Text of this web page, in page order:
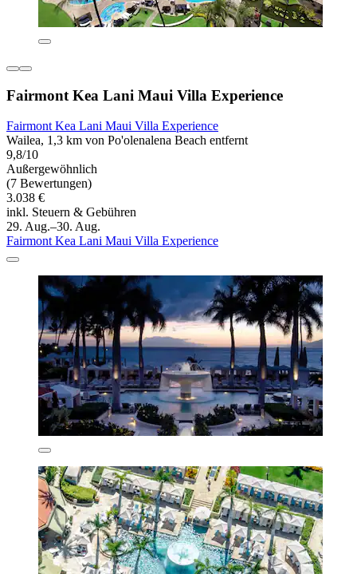
Fairmont Kea Lani Maui Villa Experience
Fairmont Kea Lani Maui Villa Experience
Wailea, 1,3 km von Po'olenalena Beach entfernt
9,8/10
Außergewöhnlich
(7 Bewertungen)
3.038 €
inkl. Steuern & Gebühren
29. Aug.–30. Aug.
Fairmont Kea Lani Maui Villa Experience